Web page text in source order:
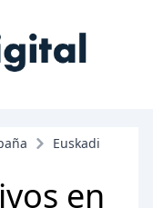
Euskadi
en